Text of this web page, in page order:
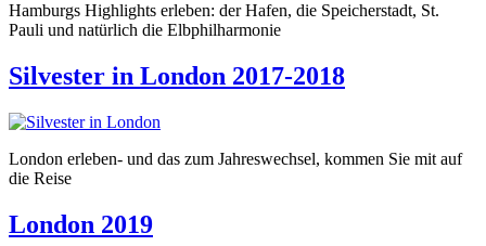
Hamburgs Highlights erleben: der Hafen, die Speicherstadt, St.
Pauli und natürlich die Elbphilharmonie
Silvester in London 2017-2018
London erleben- und das zum Jahreswechsel, kommen Sie mit auf
die Reise
London 2019